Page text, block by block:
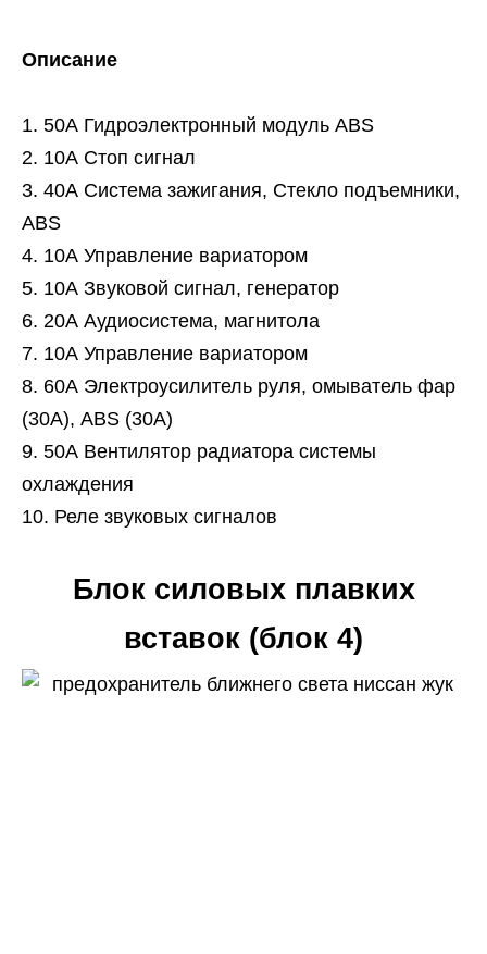
Описание
50А Гидроэлектронный модуль ABS
10А Стоп сигнал
40А Система зажигания, Стекло подъемники,
ABS
10А Управление вариатором
10А Звуковой сигнал, генератор
20А Аудиосистема, магнитола
10А Управление вариатором
60А Электроусилитель руля, омыватель фар
(30А), ABS (30А)
50А Вентилятор радиатора системы
охлаждения
Реле звуковых сигналов
Блок силовых плавких
вставок (блок 4)